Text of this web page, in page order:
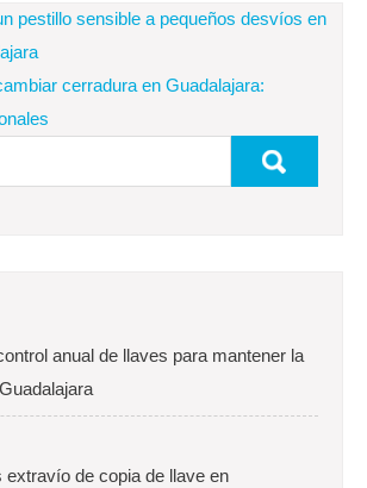
pestillo sensible a pequeños desvíos en
cerradura en Guadalajara:
anual de llaves para mantener la
extravío de copia de llave en